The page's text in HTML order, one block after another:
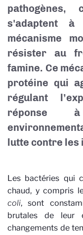
pathogènes,
s'adaptent à
mécanisme
résister au
famine. Ce
protéine qui
régulant
réponse
lutte contre les
Les bactéries qui
chaud, y compris
coli, sont
brutales de leur
changements de